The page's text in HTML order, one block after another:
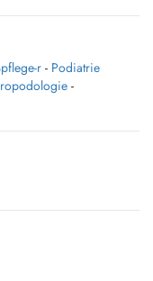
Posturothérapeute
un diplôme
podopédiatrie via
de l'enfant.
réflexologie
r- Podiatrie
-